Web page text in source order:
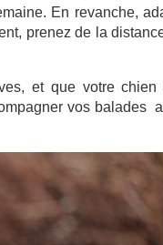
En revanche,
prenez de la
et que votre
vos balades